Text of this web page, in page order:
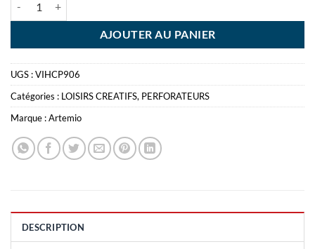
AJOUTER AU PANIER
UGS :VIHCP906
Catégories : LOISIRS CREATIFS, PERFORATEURS
Marque :Artemio
DESCRIPTION